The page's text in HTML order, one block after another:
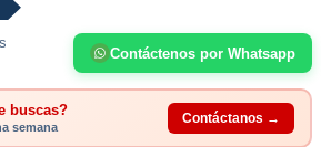
Contáctenos por Whatsapp
buscas?
semana
Contáctanos →